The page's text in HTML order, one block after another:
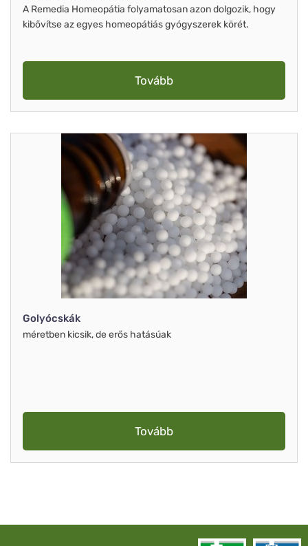
A Remedia Homeopátia folyamatosan azon dolgozik, hogy
kibővítse az egyes homeopátiás gyógyszerek körét.
Tovább
Golyócskák
méretben kicsik, de erős hatásúak
Tovább